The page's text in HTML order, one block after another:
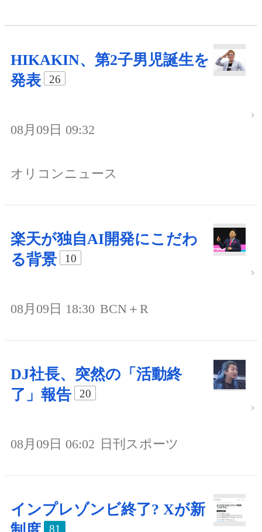
HIKAKIN、第2子男児誕生を
発表
26
08月09日 09:32
オリコンニュース
楽天が独自AI開発にこだわ
る背景
10
08月09日 18:30 BCN＋R
DJ社長、突然の「活動終
了」報告
20
08月09日 06:02 日刊スポーツ
インプレゾンビ終了? Xが新
81